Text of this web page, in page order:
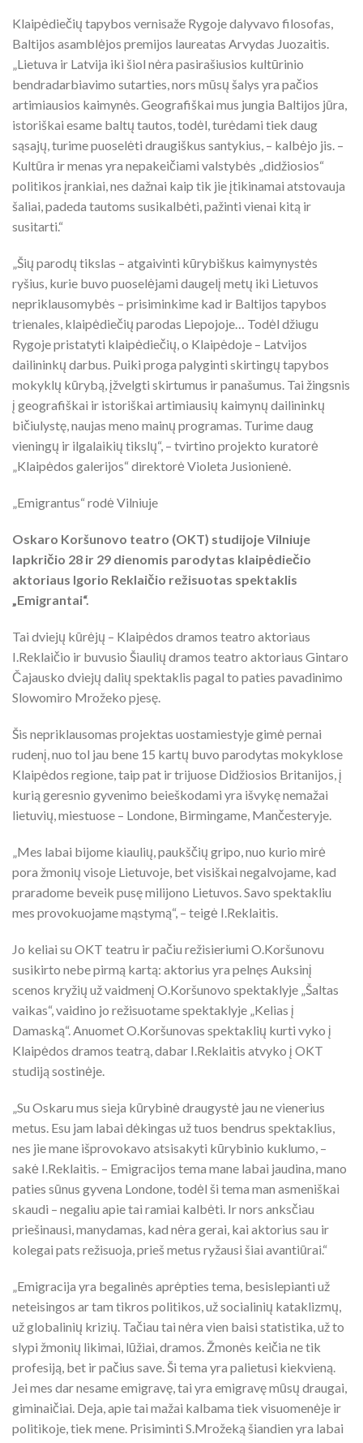
Klaipėdiečių tapybos vernisaže Rygoje dalyvavo filosofas,
Baltijos asamblėjos premijos laureatas Arvydas Juozaitis.
„Lietuva ir Latvija iki šiol nėra pasirašiusios kultūrinio
bendradarbiavimo sutarties, nors mūsų šalys yra pačios
artimiausios kaimynės. Geografiškai mus jungia Baltijos jūra,
istoriškai esame baltų tautos, todėl, turėdami tiek daug
sąsajų, turime puoselėti draugiškus santykius, – kalbėjo jis. –
Kultūra ir menas yra nepakeičiami valstybės „didžiosios“
politikos įrankiai, nes dažnai kaip tik jie įtikinamai atstovauja
šaliai, padeda tautoms susikalbėti, pažinti vienai kitą ir
susitarti.“
„Šių parodų tikslas – atgaivinti kūrybiškus kaimynystės
ryšius, kurie buvo puoselėjami daugelį metų iki Lietuvos
nepriklausomybės – prisiminkime kad ir Baltijos tapybos
trienales, klaipėdiečių parodas Liepojoje… Todėl džiugu
Rygoje pristatyti klaipėdiečių, o Klaipėdoje – Latvijos
dailininkų darbus. Puiki proga palyginti skirtingų tapybos
mokyklų kūrybą, įžvelgti skirtumus ir panašumus. Tai žingsnis
į geografiškai ir istoriškai artimiausių kaimynų dailininkų
bičiulystę, naujas meno mainų programas. Turime daug
vieningų ir ilgalaikių tikslų“, – tvirtino projekto kuratorė
„Klaipėdos galerijos“ direktorė Violeta Jusionienė.
„Emigrantus“ rodė Vilniuje
Oskaro Koršunovo teatro (OKT) studijoje Vilniuje
lapkričio 28 ir 29 dienomis parodytas klaipėdiečio
aktoriaus Igorio Reklaičio režisuotas spektaklis
„Emigrantai“.
Tai dviejų kūrėjų – Klaipėdos dramos teatro aktoriaus
I.Reklaičio ir buvusio Šiaulių dramos teatro aktoriaus Gintaro
Čajausko dviejų dalių spektaklis pagal to paties pavadinimo
Slowomiro Mrožeko pjesę.
Šis nepriklausomas projektas uostamiestyje gimė pernai
rudenį, nuo tol jau bene 15 kartų buvo parodytas mokyklose
Klaipėdos regione, taip pat ir trijuose Didžiosios Britanijos, į
kurią geresnio gyvenimo beieškodami yra išvykę nemažai
lietuvių, miestuose – Londone, Birmingame, Mančesteryje.
„Mes labai bijome kiaulių, paukščių gripo, nuo kurio mirė
pora žmonių visoje Lietuvoje, bet visiškai negalvojame, kad
praradome beveik pusę milijono Lietuvos. Savo spektakliu
mes provokuojame mąstymą“, – teigė I.Reklaitis.
Jo keliai su OKT teatru ir pačiu režisieriumi O.Koršunovu
susikirto nebe pirmą kartą: aktorius yra pelnęs Auksinį
scenos kryžių už vaidmenį O.Koršunovo spektaklyje „Šaltas
vaikas“, vaidino jo režisuotame spektaklyje „Kelias į
Damaską“. Anuomet O.Koršunovas spektaklių kurti vyko į
Klaipėdos dramos teatrą, dabar I.Reklaitis atvyko į OKT
studiją sostinėje.
„Su Oskaru mus sieja kūrybinė draugystė jau ne vienerius
metus. Esu jam labai dėkingas už tuos bendrus spektaklius,
nes jie mane išprovokavo atsisakyti kūrybinio kuklumo, –
sakė I.Reklaitis. – Emigracijos tema mane labai jaudina, mano
paties sūnus gyvena Londone, todėl ši tema man asmeniškai
skaudi – negaliu apie tai ramiai kalbėti. Ir nors anksčiau
priešinausi, manydamas, kad nėra gerai, kai aktorius sau ir
kolegai pats režisuoja, prieš metus ryžausi šiai avantiūrai.“
„Emigracija yra begalinės aprėpties tema, besislepianti už
neteisingos ar tam tikros politikos, už socialinių kataklizmų,
už globalinių krizių. Tačiau tai nėra vien baisi statistika, už to
slypi žmonių likimai, lūžiai, dramos. Žmonės keičia ne tik
profesiją, bet ir pačius save. Ši tema yra palietusi kiekvieną.
Jei mes dar nesame emigravę, tai yra emigravę mūsų draugai,
giminaičiai. Deja, apie tai mažai kalbama tiek visuomenėje ir
politikoje, tiek mene. Prisiminti S.Mrožeką šiandien yra labai